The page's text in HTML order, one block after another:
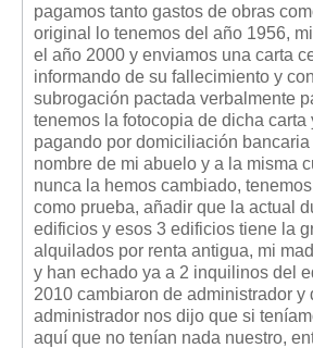
pagamos tanto gastos de obras
original lo tenemos del año 1956,
el año 2000 y enviamos una carta
informando de su fallecimiento y
subrogación pactada verbalmente
tenemos la fotocopia de dicha carta
pagando por domiciliación
nombre de mi abuelo y a la misma
nunca la hemos cambiado,
como prueba, añadir que la actual
edificios y esos 3 edificios tiene la
alquilados por renta antigua, mi
y han echado ya a 2 inquilinos del
2010 cambiaron de administrador y
administrador nos dijo que si
aquí que no tenían nada nuestro,